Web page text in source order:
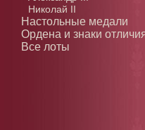
Николай II
Настольные медали
Ордена и знаки
Все лоты